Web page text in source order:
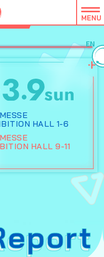
MENU
EN
HALL 1-6
HALL 9-11